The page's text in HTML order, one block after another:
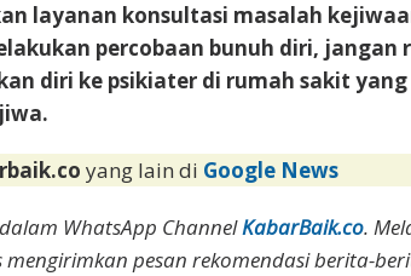
layanan konsultasi masalah
percobaan bunuh diri, jangan
diri ke psikiater di rumah sakit yang
yang lain di Google News
WhatsApp ChannelKabarBaik.co.
pesan rekomendasi berita-